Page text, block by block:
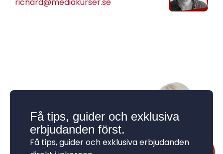
Få tips, guider och exklusiva
erbjudanden först.
Få tips, guider och exklusiva erbjudanden